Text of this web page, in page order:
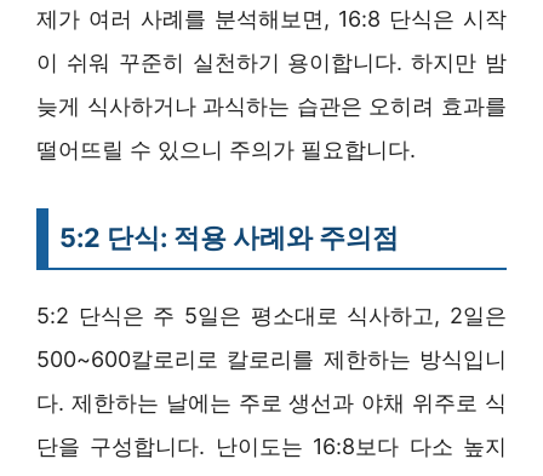
제가 여러 사례를 분석해보면, 16:8 단식은 시작
이 쉬워 꾸준히 실천하기 용이합니다. 하지만 밤
늦게 식사하거나 과식하는 습관은 오히려 효과를
떨어뜨릴 수 있으니 주의가 필요합니다.
5:2 단식: 적용 사례와 주의점
5:2 단식은 주 5일은 평소대로 식사하고, 2일은
500~600칼로리로 칼로리를 제한하는 방식입니
다. 제한하는 날에는 주로 생선과 야채 위주로 식
단을 구성합니다. 난이도는 16:8보다 다소 높지